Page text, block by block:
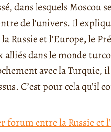
dans lesquels Moscou
de l’univers. Il
Russie et l’Europe,le
alliés dans le monde
avec la Turquie,
C’est pour cela qu’il
forum entre la Russie et